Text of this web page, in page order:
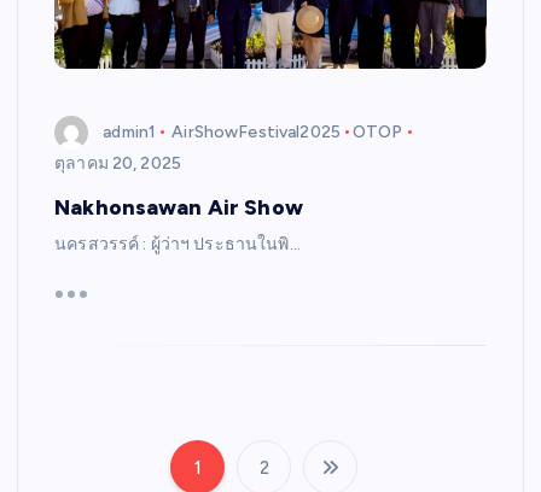
admin1 AirShowFestival2025
OTOP
ตุลาคม 20, 2025
Nakhonsawan Air Show
นครสวรรค์ : ผู้ว่าฯ ประธานในพิ…
1 2